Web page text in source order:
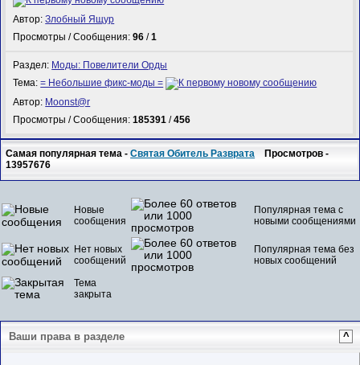
Автор:Злобный Ящур
Просмотры / Сообщения:96 /1
Раздел: Моды: Повелители Орды
Тема:= Небольшие фикс-моды =
Автор: Mооnst@r
Просмотры / Сообщения:185391 /456
Самая популярная тема -Святая Обитель Разврата Просмотров -
13957676
Новые
сообщения
Популярная тема с
новыми сообщениями
Нет новых
сообщений
Популярная тема без
новых сообщений
Тема
закрыта
Ваши права в разделе ^